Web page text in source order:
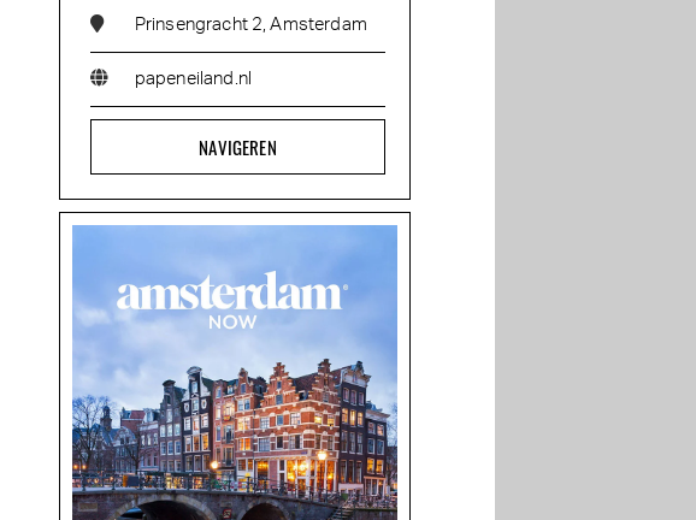
Prinsengracht 2, Amsterdam
papeneiland.nl
NAVIGEREN